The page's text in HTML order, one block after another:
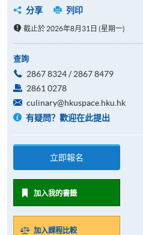
分享
列印
截止於 2026年8月31日 (星期一)
查詢
2867 8324 / 2867 8479
2861 0278
culinary@hkuspace.hku.hk
有疑問？歡迎在此提出
立即報名
加入我的書籤
加入課程比較